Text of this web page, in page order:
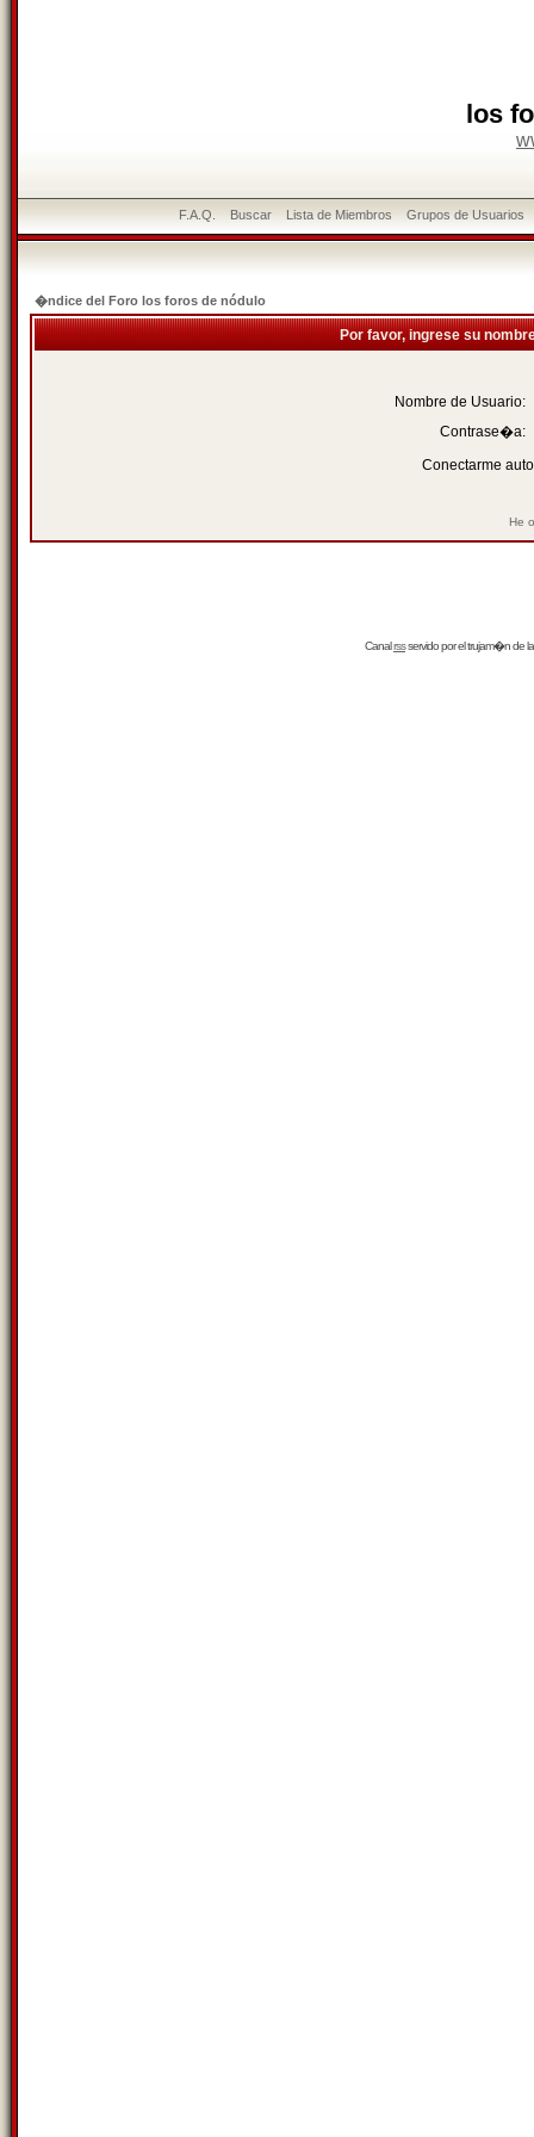
los
F.A.Q. Buscar Lista de Miembros Grupos de Usuarios
�ndice del Foro los foros de nódulo
Por favor, ingrese su
Nombre de Usuario:
Contrase�a:
Conectarme
He
Canalrssservido por eltrujam�nde